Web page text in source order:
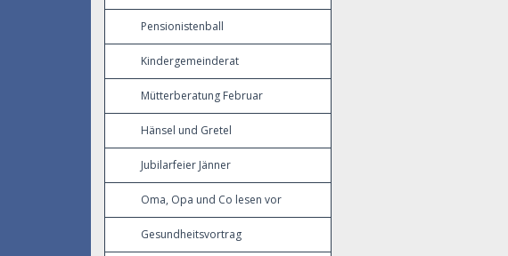
Pensionistenball
Kindergemeinderat
Mütterberatung Februar
Hänsel und Gretel
Jubilarfeier Jänner
Oma, Opa und Co lesen vor
Gesundheitsvortrag